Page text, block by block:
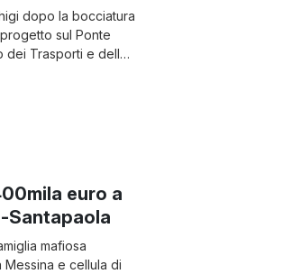
dopo la bocciatura
sul Ponte
dei Trasporti e delle
“Senza nessuno
euro a
Santapaola
mafiosa
Messina e cellula di